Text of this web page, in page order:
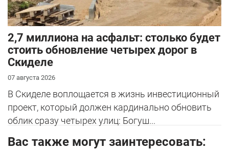
2,7 миллиона на асфальт: столько будет
стоить обновление четырех дорог в
Скиделе
07 августа 2026
В Скиделе воплощается в жизнь инвестиционный
проект, который должен кардинально обновить
облик сразу четырех улиц: Богуш...
Вас также могут заинтересовать: